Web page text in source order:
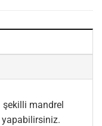
şekilli mandrel